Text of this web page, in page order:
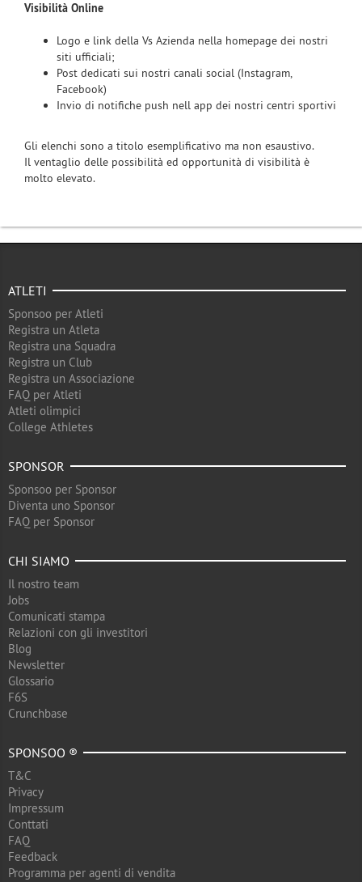
Visibilità Online
Logo e link della Vs Azienda nella homepage dei nostri
siti ufficiali;
Post dedicati sui nostri canali social (Instagram,
Facebook)
Invio di notifiche push nell app dei nostri centri sportivi
Gli elenchi sono a titolo esemplificativo ma non esaustivo.
Il ventaglio delle possibilità ed opportunità di visibilità è
molto elevato.
ATLETI
Sponsoo per Atleti
Registra un Atleta
Registra una Squadra
Registra un Club
Registra un Associazione
FAQ per Atleti
Atleti olimpici
College Athletes
SPONSOR
Sponsoo per Sponsor
Diventa uno Sponsor
FAQ per Sponsor
CHI SIAMO
Il nostro team
Jobs
Comunicati stampa
Relazioni con gli investitori
Blog
Newsletter
Glossario
F6S
Crunchbase
SPONSOO ®
T&C
Privacy
Impressum
Conttati
FAQ
Feedback
Programma per agenti di vendita